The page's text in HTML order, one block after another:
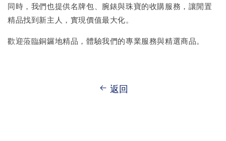
同時，我們也提供名牌包、腕錶與珠寶的收購服務，讓閒置
精品找到新主人，實現價值最大化。
歡迎蒞臨銅鑼地精品，體驗我們的專業服務與精選商品。
返回